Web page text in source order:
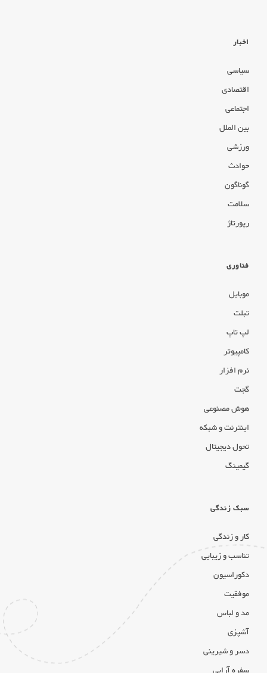
اخبار
سیاسی
اقتصادی
اجتماعی
بین الملل
ورزشی
حوادث
گوناگون
سلامت
رپورتاژ
فناوری
موبایل
تبلت
لپ تاپ
کامپیوتر
نرم افزار
گجت
هوش مصنوعی
اینترنت و شبکه
تحول دیجیتال
گیمینگ
سبک زندگی
کار و زندگی
تناسب و زیبایی
دکوراسیون
موفقیت
مد و لباس
آشپزی
دسر و شیرینی